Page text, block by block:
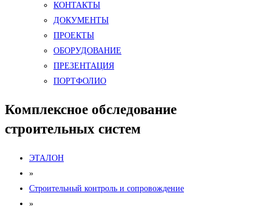
КОНТАКТЫ
ДОКУМЕНТЫ
ПРОЕКТЫ
ОБОРУДОВАНИЕ
ПРЕЗЕНТАЦИЯ
ПОРТФОЛИО
Комплексное обследование
строительных систем
ЭТАЛОН
»
Строительный контроль и сопровождение
»